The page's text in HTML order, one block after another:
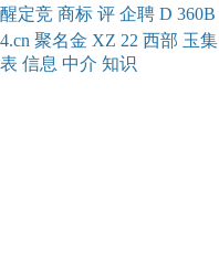
醒定竞 商标 评 企聘 D 360B
4.cn 聚名金 XZ 22 西部 玉集
表 信息 中介 知识